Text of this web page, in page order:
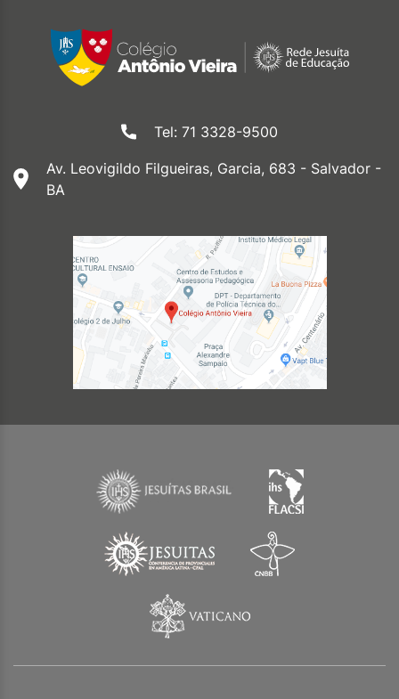
Tel: 71 3328-9500
Av. Leovigildo Filgueiras, Garcia, 683 - Salvador -
BA